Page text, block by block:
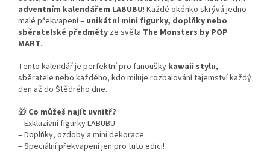
adventním kalendářem LABUBU! Každé okénko skrývá jedno
malé překvapení – unikátní mini figurky, doplňky nebo
sběratelské předměty ze světa The Monsters by POP
MART.
Tento kalendář je perfektní pro fanoušky kawaii stylu,
sběratele nebo každého, kdo miluje rozbalování tajemství každý
den až do Štědrého dne.
🎁 Co můžeš najít uvnitř?
– Exkluzivní figurky LABUBU
– Doplňky, ozdoby a mini dekorace
– Speciální překvapení jen pro tuto edici!